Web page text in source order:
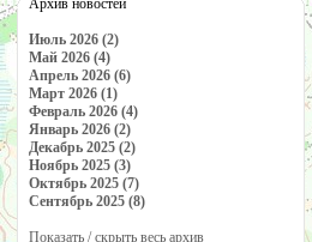
Архив новостей
Июль 2026 (2)
Май 2026 (4)
Апрель 2026 (6)
Март 2026 (1)
Февраль 2026 (4)
Январь 2026 (2)
Декабрь 2025 (2)
Ноябрь 2025 (3)
Октябрь 2025 (7)
Сентябрь 2025 (8)
Показать / скрыть весь архив